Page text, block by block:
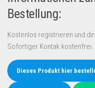
Bestellung:
Kostenlos registrieren und
Sofortiger Kontak kostenfrei.
Dieses Produkt hier